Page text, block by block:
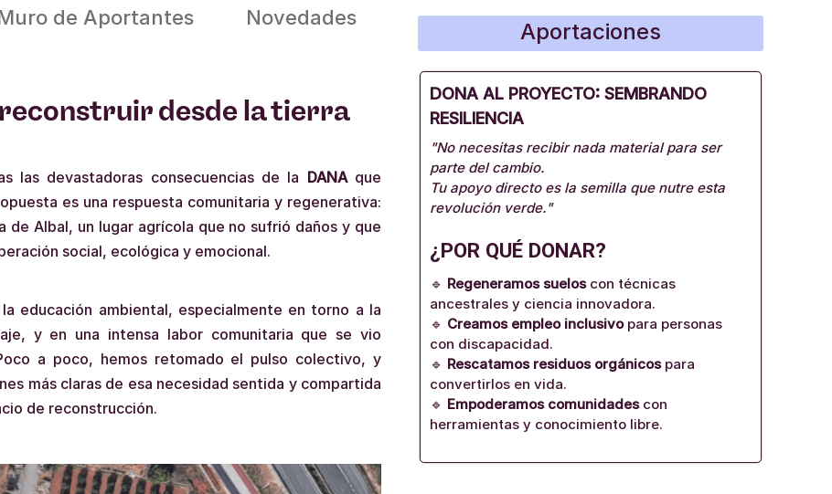
de Aportantes Novedades
desde la tierra
las devastadoras consecuencias de la DANAque
es una respuesta comunitaria y regenerativa:
Albal, un lugar agrícola que no sufrió daños y que
social, ecológica y emocional.
educación ambiental, especialmente en torno a la
y en una intensa labor comunitaria que se vio
a poco, hemos retomado el pulso colectivo, y
más claras de esa necesidad sentida y compartida
de reconstrucción.
Aportaciones
DONA AL PROYECTO: SEMBRANDO
RESILIENCIA
"No necesitas recibir nada material para ser
parte del cambio.
Tu apoyo directo es la semilla que nutre esta
revolución verde."
¿POR QUÉ DONAR?
🔹 Regeneramos sueloscon técnicas
ancestrales y ciencia innovadora.
🔹 Creamos empleo inclusivopara personas
con discapacidad.
🔹 Rescatamos residuos orgánicospara
convertirlos en vida.
🔹 Empoderamos comunidadescon
herramientas y conocimiento libre.